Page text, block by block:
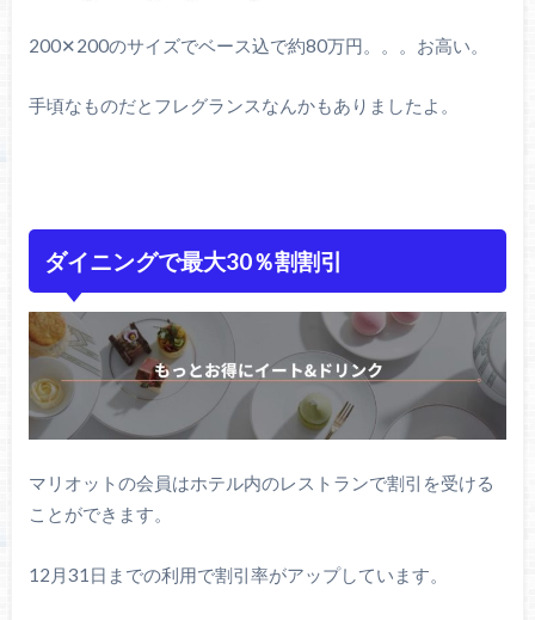
200✕200のサイズでベース込で約80万円。。。お高い。
手頃なものだとフレグランスなんかもありましたよ。
ダイニングで最大30％割割引
マリオットの会員はホテル内のレストランで割引を受ける
ことができます。
12月31日までの利用で割引率がアップしています。